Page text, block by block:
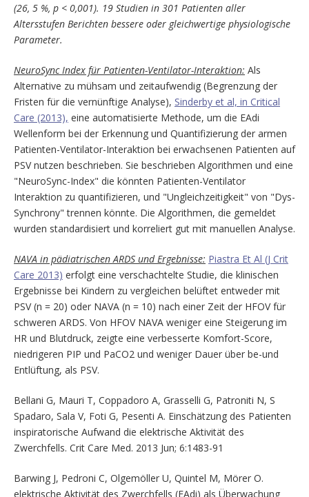
(26, 5 %, p < 0,001). 19 Studien in 301 Patienten aller
Altersstufen Berichten bessere oder gleichwertige physiologische
Parameter.
NeuroSync Index für Patienten-Ventilator-Interaktion: Als
Alternative zu mühsam und zeitaufwendig (Begrenzung der
Fristen für die vernünftige Analyse), Sinderby et al, in Critical
Care (2013), eine automatisierte Methode, um die EAdi
Wellenform bei der Erkennung und Quantifizierung der armen
Patienten-Ventilator-Interaktion bei erwachsenen Patienten auf
PSV nutzen beschrieben. Sie beschrieben Algorithmen und eine
"NeuroSync-Index" die könnten Patienten-Ventilator
Interaktion zu quantifizieren, und "Ungleichzeitigkeit" von "Dys-
Synchrony" trennen könnte. Die Algorithmen, die gemeldet
wurden standardisiert und korreliert gut mit manuellen Analyse.
NAVA in pädiatrischen ARDS und Ergebnisse: Piastra Et Al (J Crit
Care 2013) erfolgt eine verschachtelte Studie, die klinischen
Ergebnisse bei Kindern zu vergleichen belüftet entweder mit
PSV (n = 20) oder NAVA (n = 10) nach einer Zeit der HFOV für
schweren ARDS. Von HFOV NAVA weniger eine Steigerung im
HR und Blutdruck, zeigte eine verbesserte Komfort-Score,
niedrigeren PIP und PaCO2 und weniger Dauer über be-und
Entlüftung, als PSV.
Bellani G, Mauri T, Coppadoro A, Grasselli G, Patroniti N, S
Spadaro, Sala V, Foti G, Pesenti A. Einschätzung des Patienten
inspiratorische Aufwand die elektrische Aktivität des
Zwerchfells. Crit Care Med. 2013 Jun; 6:1483-91
Barwing J, Pedroni C, Olgemöller U, Quintel M, Mörer O.
elektrische Aktivität des Zwerchfells (EAdi) als Überwachung